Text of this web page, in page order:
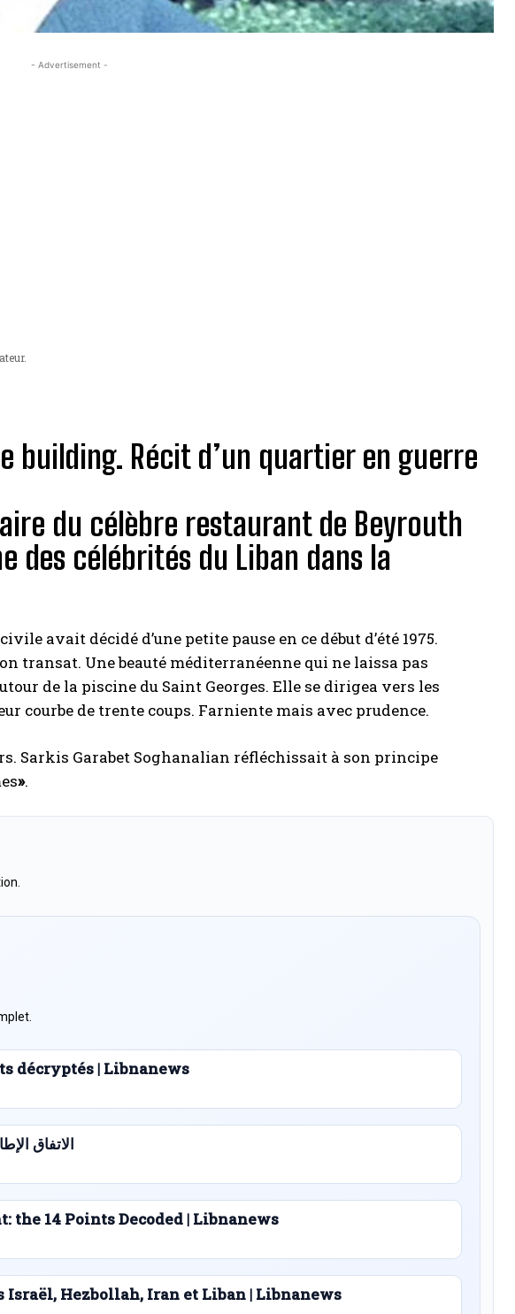
- Advertisement -
building. Récit d’un quartier en guerre
du célèbre restaurant de Beyrouth
des célébrités du Liban dans la
avait décidé d’une petite pause en ce début d’été 1975.
transat. Une beauté méditerranéenne qui ne laissa pas
de la piscine du Saint Georges. Elle se dirigea vers les
courbe de trente coups. Farniente mais avec prudence.
Sarkis Garabet Soghanalian réfléchissait à son principe
».
décryptés | Libnanews
الاتفاق
14 Points Decoded | Libnanews
Israël, Hezbollah, Iran et Liban | Libnanews